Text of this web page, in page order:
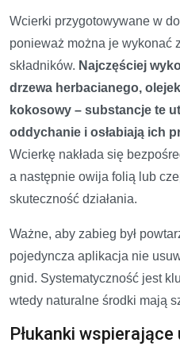
Wcierki przygotowywane w
ponieważ można je wykonać
składników. Najczęściej
drzewa herbacianego,
kokosowy – substancje te
oddychanie i osłabiają ich
Wcierkę nakłada się
a następnie owija folią lub
skuteczność działania.
Ważne, aby zabieg był
pojedyncza aplikacja nie
gnid. Systematyczność jest
wtedy naturalne środki mają
Płukanki